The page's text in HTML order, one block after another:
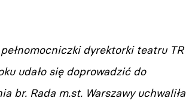
dyrektorki teatru TR
udało się doprowadzić do
br. Rada m.st. Warszawy uchwaliła